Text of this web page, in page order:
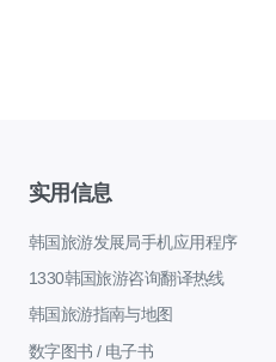
实用信息
韩国旅游发展局手机应用程序
1330韩国旅游咨询翻译热线
韩国旅游指南与地图
数字图书 / 电子书